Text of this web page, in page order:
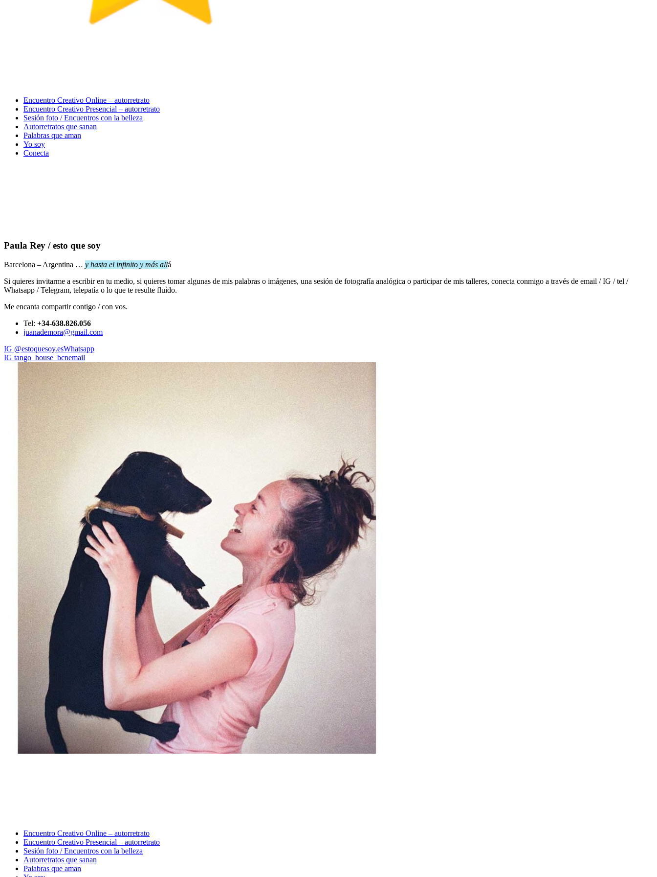
Menu
Encuentro Creativo Online – autorretrato
Encuentro Creativo Presencial – autorretrato
Sesión foto / Encuentros con la belleza
Autorretratos que sanan
Palabras que aman
Yo soy
Conecta
Paula Rey / esto que soy
Barcelona – Argentina … y hasta el infinito y más allá
Si quieres invitarme a escribir en tu medio, si quieres tomar algunas de mis palabras o imágenes, una sesión de fotografía analógica o participar de mis talleres, conecta conmigo a través de email / IG / tel /
Whatsapp / Telegram, telepatía o lo que te resulte fluido.
Me encanta compartir contigo / con vos.
Tel: +34-638.826.056
juanademora@gmail.com
IG @estoquesoy.esWhatsapp
IG tango_house_bcnemail
Close
Menu
Encuentro Creativo Online – autorretrato
Encuentro Creativo Presencial – autorretrato
Sesión foto / Encuentros con la belleza
Autorretratos que sanan
Palabras que aman